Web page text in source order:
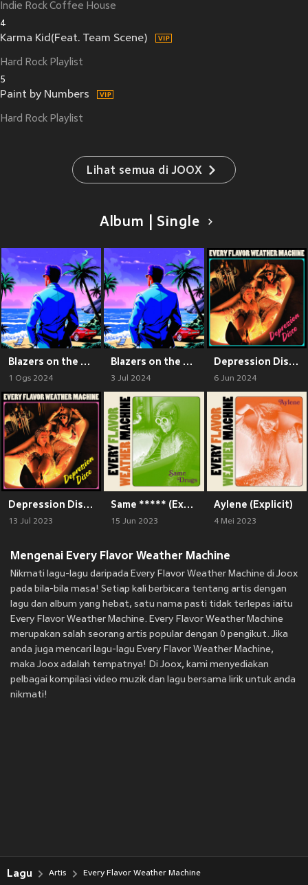
Indie Rock Coffee House
4
Karma Kid(Feat. Team Scene)
Hard Rock Playlist
5
Paint by Numbers
Hard Rock Playlist
Lihat semua di JOOX
Album | Single
Blazers on the Beach (Long Version) [Explicit]
1 Ogs 2024
Blazers on the Beach
3 Jul 2024
Depression Disco (Expanded) [Explicit]
6 Jun 2024
Depression Disco - EP (Explicit)
13 Jul 2023
Same ***** (Explicit)
15 Jun 2023
Aylene (Explicit)
4 Mei 2023
Mengenai Every Flavor Weather Machine
Nikmati lagu-lagu daripada Every Flavor Weather Machine di Joox
pada bila-bila masa! Setiap kali berbicara tentang artis dengan
lagu dan album yang hebat, satu nama pasti tidak terlepas iaitu
Every Flavor Weather Machine. Every Flavor Weather Machine
merupakan salah seorang artis popular dengan 0 pengikut. Jika
anda juga mencari lagu-lagu Every Flavor Weather Machine,
maka Joox adalah tempatnya! Di Joox, kami menyediakan
pelbagai kompilasi video muzik dan lagu bersama lirik untuk anda
nikmati!
Lagu Artis Every Flavor Weather Machine